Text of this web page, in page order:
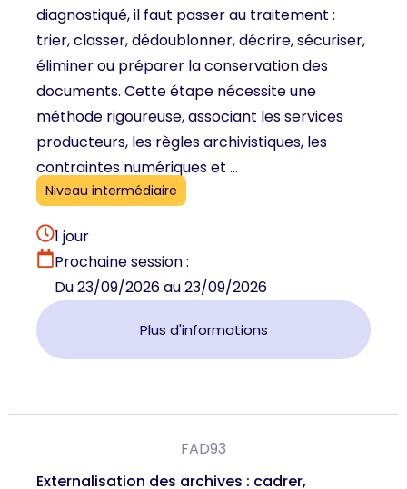
diagnostiqué, il faut passer au traitement :
trier, classer, dédoublonner, décrire, sécuriser,
éliminer ou préparer la conservation des
documents. Cette étape nécessite une
méthode rigoureuse, associant les services
producteurs, les règles archivistiques, les
contraintes numériques et ...
Niveau intermédiaire
1 jour
Prochaine session :
Du 23/09/2026 au 23/09/2026
Plus d'informations
FAD93
Externalisation des archives : cadrer,